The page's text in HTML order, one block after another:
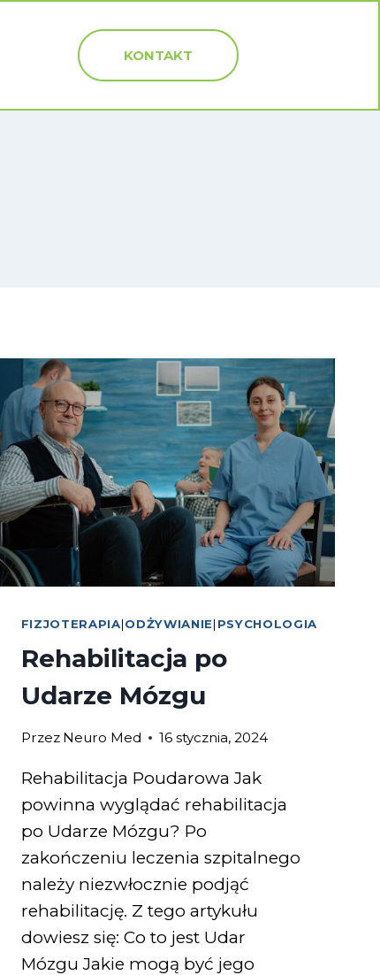
KONTAKT
FIZJOTERAPIA|ODŻYWIANIE| PSYCHOLOGIA
Rehabilitacja po
Udarze Mózgu
Przez Neuro Med 16 stycznia, 2024
Rehabilitacja Poudarowa Jak
powinna wyglądać rehabilitacja
po Udarze Mózgu? Po
zakończeniu leczenia szpitalnego
należy niezwłocznie podjąć
rehabilitację. Z tego artykułu
dowiesz się: Co to jest Udar
Mózgu Jakie mogą być jego